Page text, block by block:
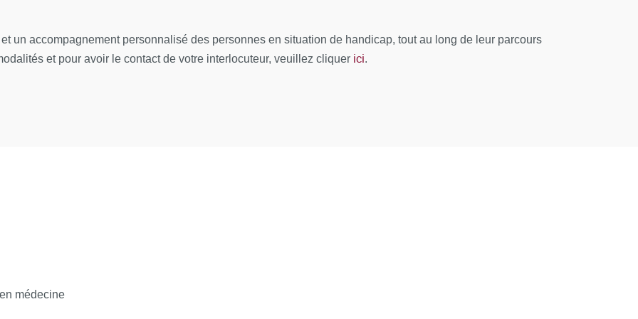
la femme enceinte et l'enfant infection virale
et parasitaires
infections sexuellement transmissibles
un accompagnement personnalisé des personnes en situation de handicap, tout au long de leur parcours
et pour avoir le contact de votre interlocuteur, veuillez cliquer ici.
médecine